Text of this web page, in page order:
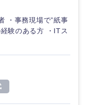
・事務現場で”紙事
験のある方 ・ITス